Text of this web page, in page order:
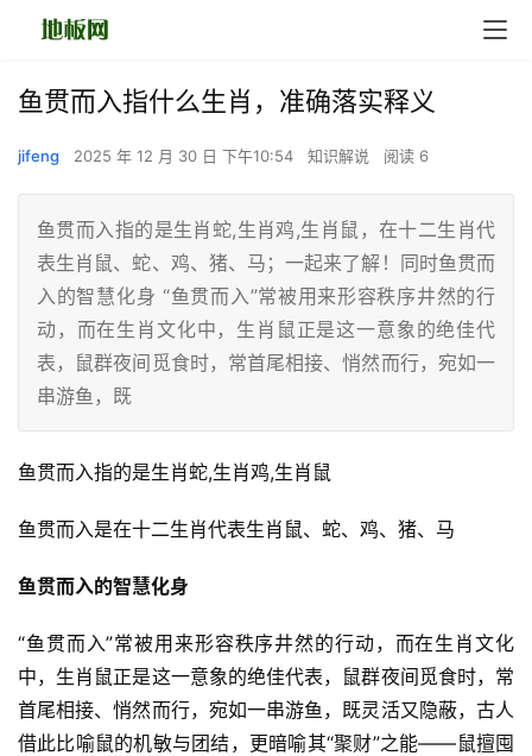
鱼贯而入指什么生肖，准确落实释义
jifeng 2025 年 12 月 30 日 下午10:54 知识解说 阅读 6
鱼贯而入指的是生肖蛇,生肖鸡,生肖鼠，在十二生肖代
表生肖鼠、蛇、鸡、猪、马；一起来了解！同时鱼贯而
入的智慧化身 “鱼贯而入”常被用来形容秩序井然的行
动，而在生肖文化中，生肖鼠正是这一意象的绝佳代
表，鼠群夜间觅食时，常首尾相接、悄然而行，宛如一
串游鱼，既
鱼贯而入指的是生肖蛇,生肖鸡,生肖鼠
鱼贯而入是在十二生肖代表生肖鼠、蛇、鸡、猪、马
鱼贯而入的智慧化身
“鱼贯而入”常被用来形容秩序井然的行动，而在生肖文化
中，生肖鼠正是这一意象的绝佳代表，鼠群夜间觅食时，常
首尾相接、悄然而行，宛如一串游鱼，既灵活又隐蔽，古人
借此比喻鼠的机敏与团结，更暗喻其“聚财”之能——鼠擅囤